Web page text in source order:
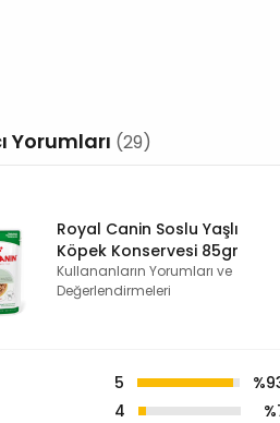
Yorumları (29)
Royal Canin Soslu Yaşlı
Köpek Konservesi 85gr
Kullananların Yorumları ve
Değerlendirmeleri
5
4